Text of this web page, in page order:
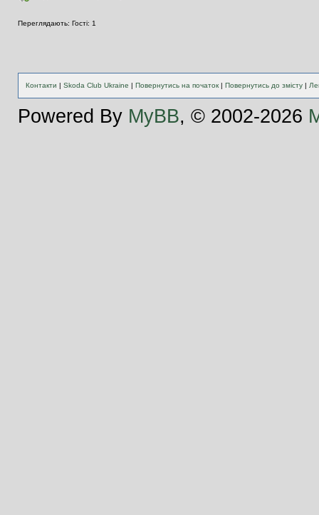
Переглядають: Гості: 1
Контакти | Skoda Club Ukraine | Повернутись на початок| Повернутись до змісту|
Powered By MyBB, © 2002-2026